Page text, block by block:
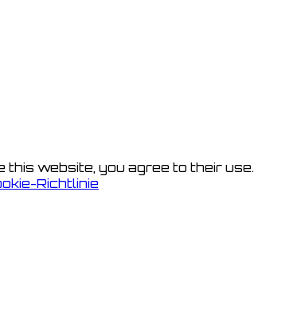
website, you agree to their use.
Richtlinie